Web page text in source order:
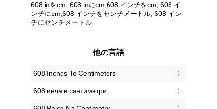
608 inをcm, 608 inにcm,608 インチをcm, 608 イ
ンチにcm,608 インチをセンチメートル, 608 イン
チにセンチメートル
他の言語
‎608 Inches To Centimeters
‎608 инча в сантиметри